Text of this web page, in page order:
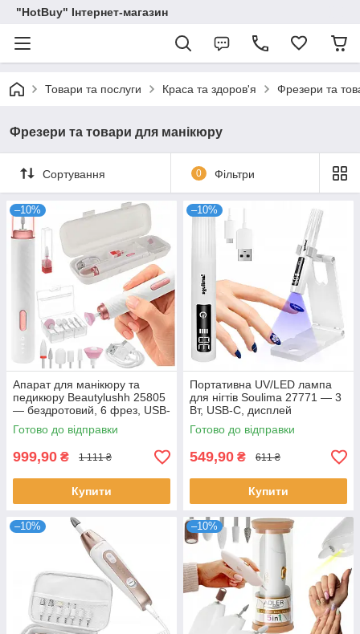
"HotBuy" Інтернет-магазин
Товари та послуги Краса та здоров'я Фрезери та
Фрезери та товари для манікюру
Сортування 0 Фільтри
–10%
Апарат для манікюру та
педикюру Beautylushh 25805
— бездротовий, 6 фрез, USB-
C
Готово до відправки
999,90 ₴ 1 111 ₴
Купити
–10%
Портативна UV/LED лампа
для нігтів Soulima 27771 — 3
Вт, USB-C, дисплей
Готово до відправки
549,90 ₴ 611 ₴
Купити
–10% –10%